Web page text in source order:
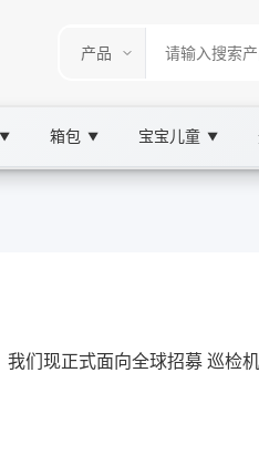
▼ 箱包 ▼ 宝宝儿童 ▼
B2C Marketplace
们现正式面向全球招募 巡检